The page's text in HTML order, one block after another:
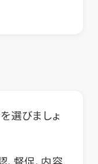
選びましょ